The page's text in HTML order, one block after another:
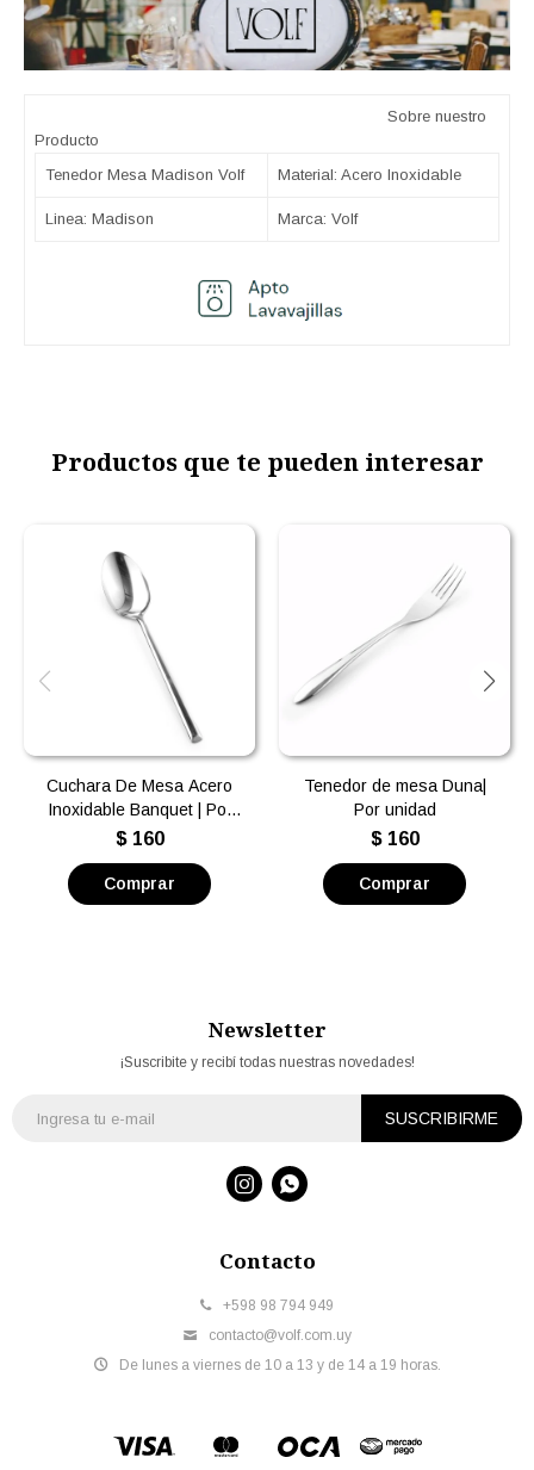
Sobre nuestro
Producto
Tenedor Mesa Madison Volf
Material: Acero Inoxidable
Linea: Madison Marca: Volf
Productos que te pueden interesar
Cuchara De Mesa Acero
Inoxidable Banquet | Por
unidad
$ 160
Tenedor de mesa Duna|
Por unidad
$ 160
Contacto
+598 98 794 949
contacto@volf.com.uy
De lunes a viernes de 10 a 13 y de 14 a 19 horas.
Newsletter
¡Suscribite y recibí todas nuestras novedades!
SUSCRIBIRME
 